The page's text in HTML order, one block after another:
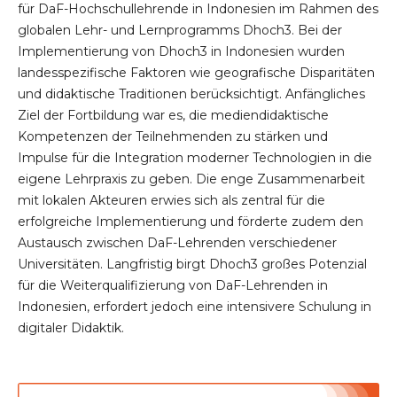
für DaF-Hochschullehrende in Indonesien im Rahmen des
globalen Lehr- und Lernprogramms Dhoch3. Bei der
Implementierung von Dhoch3 in Indonesien wurden
landesspezifische Faktoren wie geografische Disparitäten
und didaktische Traditionen berücksichtigt. Anfängliches
Ziel der Fortbildung war es, die mediendidaktische
Kompetenzen der Teilnehmenden zu stärken und
Impulse für die Integration moderner Technologien in die
eigene Lehrpraxis zu geben. Die enge Zusammenarbeit
mit lokalen Akteuren erwies sich als zentral für die
erfolgreiche Implementierung und förderte zudem den
Austausch zwischen DaF-Lehrenden verschiedener
Universitäten. Langfristig birgt Dhoch3 großes Potenzial
für die Weiterqualifizierung von DaF-Lehrenden in
Indonesien, erfordert jedoch eine intensivere Schulung in
digitaler Didaktik.